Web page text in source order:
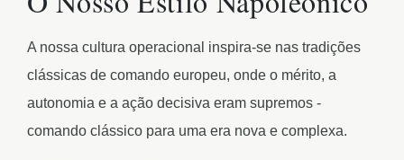
A nossa cultura operacional inspira-se nas tradições
clássicas de comando europeu, onde o mérito, a
autonomia e a ação decisiva eram supremos -
comando clássico para uma era nova e complexa.